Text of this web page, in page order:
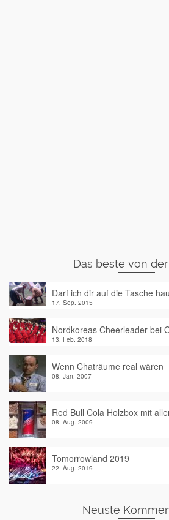
Das beste von
Darf ich dir auf die Tasche
17. Sep. 2015
Nordkoreas Cheerleader bei
13. Feb. 2018
Wenn Chaträume real wären
08. Jan. 2007
Red Bull Cola Holzbox mit
08. Aug. 2009
Tomorrowland 2019
22. Aug. 2019
Neuste